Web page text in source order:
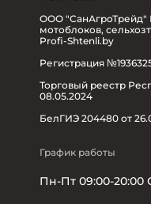
ООО "СанАгроТрейд"
мотоблоков,
Profi-Shtenli.by
Регистрация
Торговый реестр
08.05.2024
БелГИЭ 204480 от
График работы
Пн-Пт 09:00-20:00